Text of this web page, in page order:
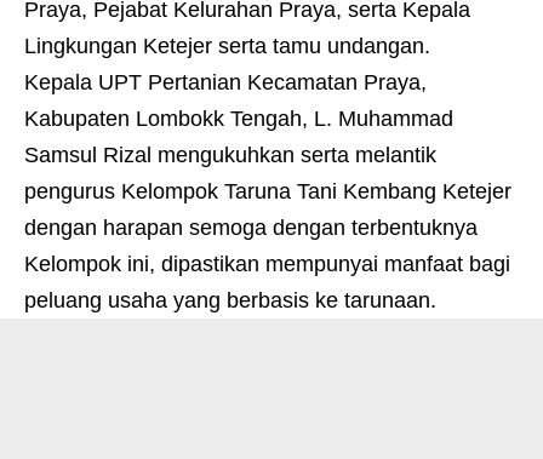
Praya, Pejabat Kelurahan Praya, serta Kepala
Lingkungan Ketejer serta tamu undangan.
Kepala UPT Pertanian Kecamatan Praya,
Kabupaten Lombokk Tengah, L. Muhammad
Samsul Rizal mengukuhkan serta melantik
pengurus Kelompok Taruna Tani Kembang Ketejer
dengan harapan semoga dengan terbentuknya
Kelompok ini, dipastikan mempunyai manfaat bagi
peluang usaha yang berbasis ke tarunaan.